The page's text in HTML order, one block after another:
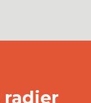
radier